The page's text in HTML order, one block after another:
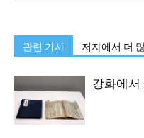
관련 기사 저자에서 더
강화에서